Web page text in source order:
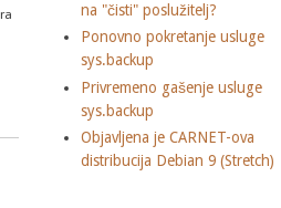
disk
na "čisti" poslužitelj?
Ponovno pokretanje usluge
sys.backup
Privremeno gašenje usluge
sys.backup
Objavljena je CARNET-ova
distribucija Debian 9 (Stretch)